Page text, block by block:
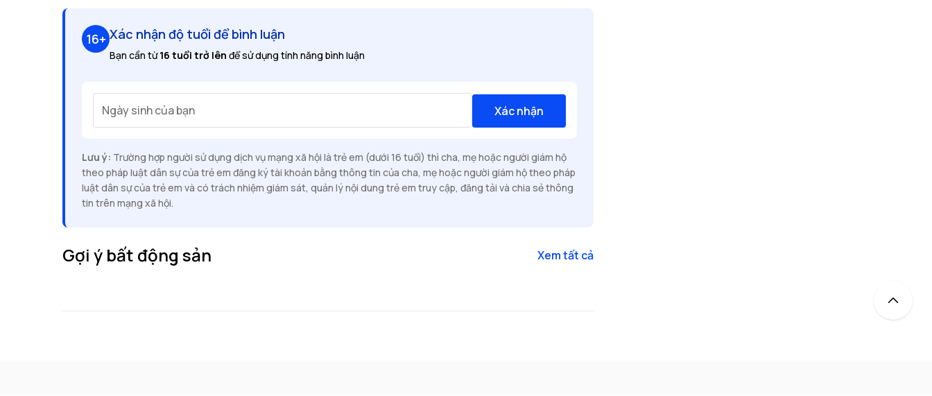
16+ Xác nhận độ tuổi để bình luận
Bạn cần từ16 tuổi trở lên để sử dụng tính năng bình luận
Ngày sinh của bạn Xác nhận
Lưu ý: Trường hợp người sử dụng dịch vụ mạng xã hội là trẻ em (dưới 16 tuổi) thì cha, mẹ hoặc người giám hộ
theo pháp luật dân sự của trẻ em đăng ký tài khoản bằng thông tin của cha, mẹ hoặc người giám hộ theo pháp
luật dân sự của trẻ em và có trách nhiệm giám sát, quản lý nội dung trẻ em truy cập, đăng tải và chia sẻ thông
tin trên mạng xã hội.
Gợi ý bất động sản Xem tất cả